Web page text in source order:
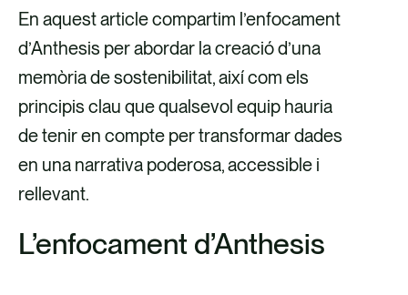
En aquest article compartim l’enfocament
d’Anthesis per abordar la creació d’una
memòria de sostenibilitat, així com els
principis clau que qualsevol equip hauria
de tenir en compte per transformar dades
en una narrativa poderosa, accessible i
rellevant.
L’enfocament d’Anthesis